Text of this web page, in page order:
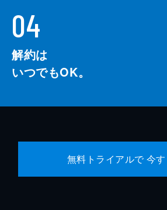
04
解約は
いつでもOK。
無料トライアルで 今